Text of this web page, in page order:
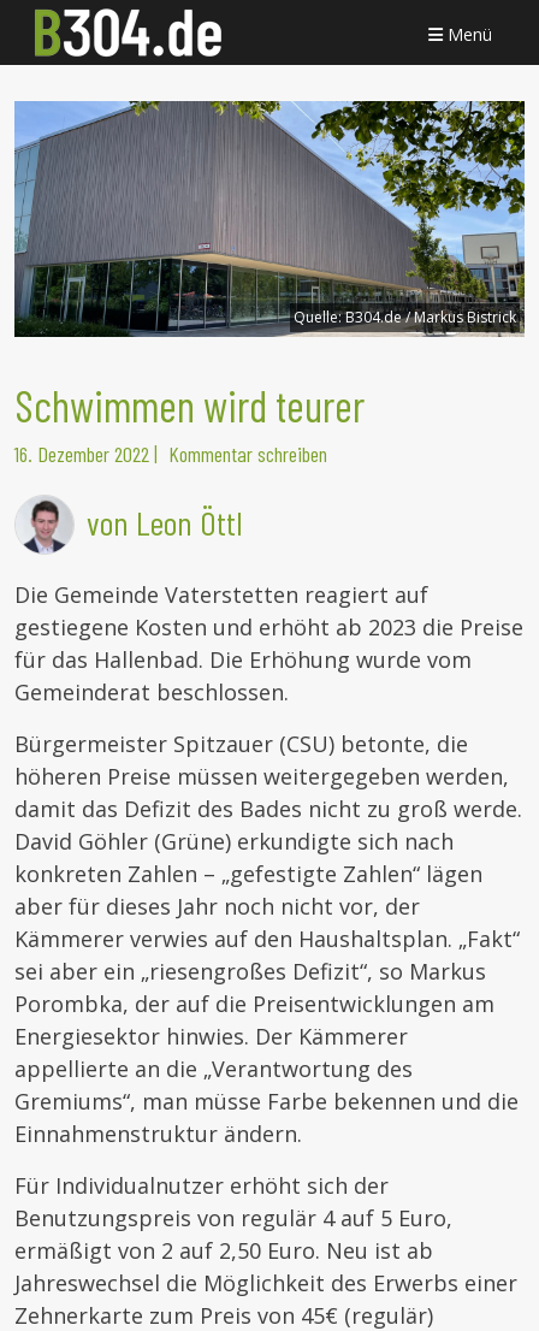
Menü
Quelle:B304.de / Markus Bistrick
Schwimmen wird teurer
16. Dezember 2022 | Kommentar schreiben
von Leon Öttl
Die Gemeinde Vaterstetten reagiert auf
gestiegene Kosten und erhöht ab 2023 die Preise
für das Hallenbad. Die Erhöhung wurde vom
Gemeinderat beschlossen.
Bürgermeister Spitzauer (CSU) betonte, die
höheren Preise müssen weitergegeben werden,
damit das Defizit des Bades nicht zu groß werde.
David Göhler (Grüne) erkundigte sich nach
konkreten Zahlen – „gefestigte Zahlen“ lägen
aber für dieses Jahr noch nicht vor, der
Kämmerer verwies auf den Haushaltsplan. „Fakt“
sei aber ein „riesengroßes Defizit“, so Markus
Porombka, der auf die Preisentwicklungen am
Energiesektor hinwies. Der Kämmerer
appellierte an die „Verantwortung des
Gremiums“, man müsse Farbe bekennen und die
Einnahmenstruktur ändern.
Für Individualnutzer erhöht sich der
Benutzungspreis von regulär 4 auf 5 Euro,
ermäßigt von 2 auf 2,50 Euro. Neu ist ab
Jahreswechsel die Möglichkeit des Erwerbs einer
Zehnerkarte zum Preis von 45€ (regulär)